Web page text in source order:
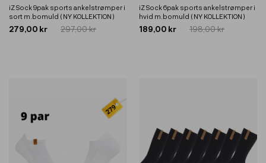
iZ Sock 9pak sports ankelstrømper i
sort m.bomuld ( NY KOLLEKTION )
279,00 kr 297,00 kr
iZ Sock 6pak sports ankelstrømper i
hvid m.bomuld ( NY KOLLEKTION )
189,00 kr 198,00 kr